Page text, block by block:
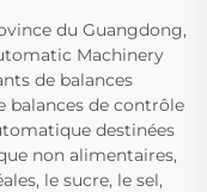
du Guangdong,
Machinery
de balances
balances de contrôle
destinées
non alimentaires,
le sucre, le sel,